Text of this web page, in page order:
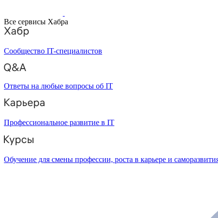
Все сервисы Хабра
Сообщество IT-специалистов
Ответы на любые вопросы об IT
Профессиональное развитие в IT
Обучение для смены профессии, роста в карьере и